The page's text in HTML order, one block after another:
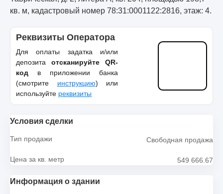
кв. м, кадастровый номер 78:31:0001122:2816, этаж: 4.
Реквизиты Оператора
Для оплаты задатка и/или
депозита отсканируйте QR-
код в приложении банка
(смотрите инструкцию) или
используйте реквизиты
Условия сделки
Тип продажи Свободная продажа
Цена за кв. метр 549 666.67
Информация о здании